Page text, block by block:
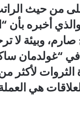
حيث
أخبره بأن
وبيئة لا
في “غولدمان
هي